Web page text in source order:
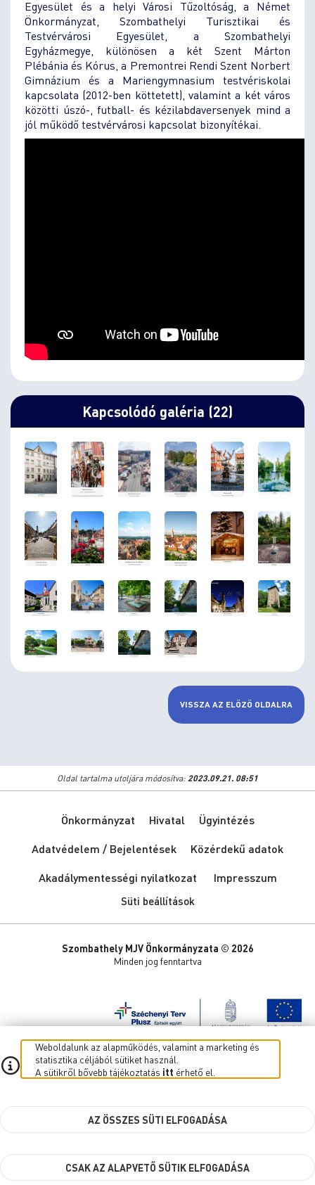
Egyesület és a helyi Városi Tűzoltóság, a Német
Önkormányzat, Szombathelyi Turisztikai és
Testvérvárosi Egyesület, a Szombathelyi
Egyházmegye, különösen a két Szent Márton
Plébánia és Kórus, a Premontrei Rendi Szent Norbert
Gimnázium és a Mariengymnasium testvériskolai
kapcsolata (2012-ben köttetett), valamint a két város
közötti úszó-, futball- és kézilabdaversenyek mind a
jól működő testvérvárosi kapcsolat bizonyítékai.
Kapcsolódó galéria (22)
VISSZA AZ ELŐZŐ OLDALRA
Oldal tartalma utoljára módosítva: 2023.09.21. 08:51
Önkormányzat Hivatal
Ügyintézés
Adatvédelem / Bejelentések
Közérdekű adatok
Akadálymentességi nyilatkozat
Impresszum
Süti beállítások
Szombathely MJV Önkormányzata © 2026
Minden jog fenntartva
Weboldalunk az alapműködés, valamint a marketing és
statisztika céljából sütiket használ.
A sütikről bővebb tájékoztatás itt érhető el.
AZ ÖSSZES SÜTI ELFOGADÁSA
CSAK AZ ALAPVETŐ SÜTIK ELFOGADÁSA